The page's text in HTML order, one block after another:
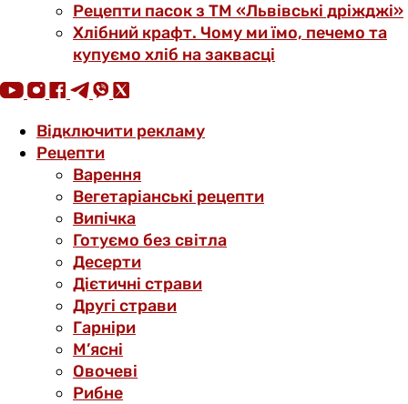
Рецепти пасок з ТМ «Львівські дріжджі»
Хлібний крафт. Чому ми їмо, печемо та
купуємо хліб на заквасці
Відключити рекламу
Рецепти
Варення
Вегетаріанські рецепти
Випічка
Готуємо без світла
Десерти
Дієтичні страви
Другі страви
Гарніри
М’ясні
Овочеві
Рибне